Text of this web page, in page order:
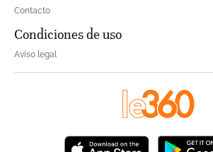
Contacto
Condiciones de uso
Aviso legal